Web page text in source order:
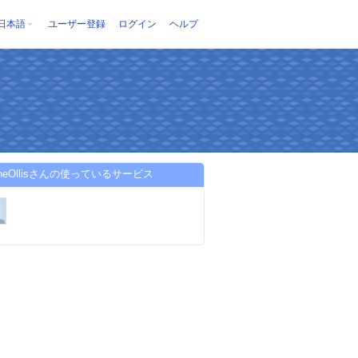
本語 ユーザー登録 ログイン ヘルプ
さんの使っているサービス